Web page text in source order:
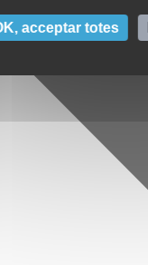
acceptar totes